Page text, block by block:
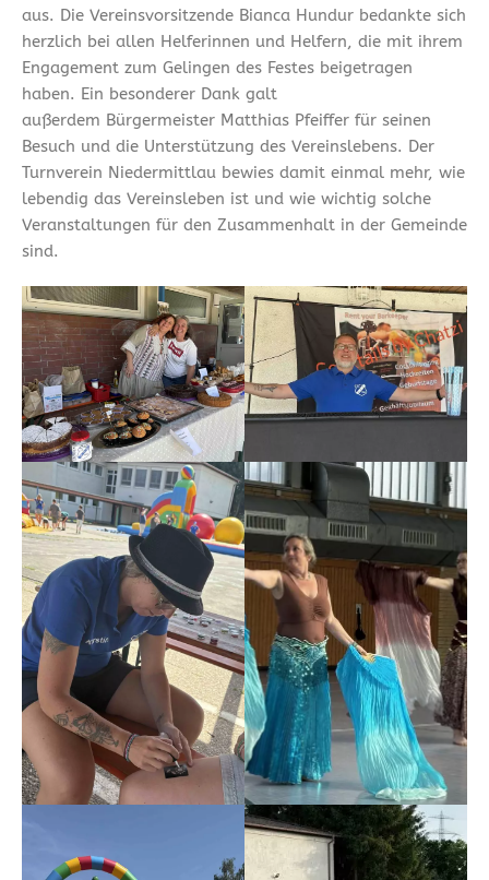
aus. Die Vereinsvorsitzende Bianca Hundur bedankte sich
herzlich bei allen Helferinnen und Helfern, die mit ihrem
Engagement zum Gelingen des Festes beigetragen
haben. Ein besonderer Dank galt
außerdem Bürgermeister Matthias Pfeiffer für seinen
Besuch und die Unterstützung des Vereinslebens. Der
Turnverein Niedermittlau bewies damit einmal mehr, wie
lebendig das Vereinsleben ist und wie wichtig solche
Veranstaltungen für den Zusammenhalt in der Gemeinde
sind.